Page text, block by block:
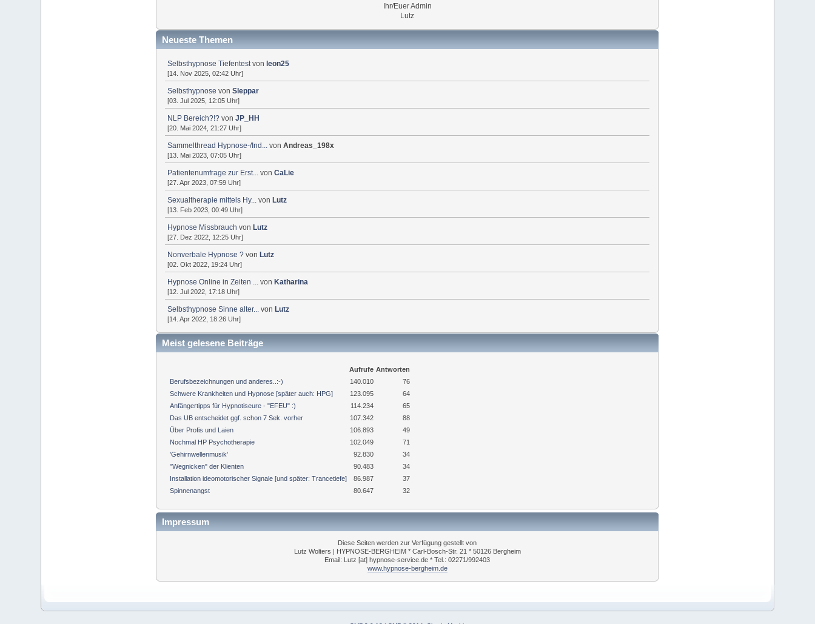
Ihr/Euer Admin
Lutz
Neueste Themen
Selbsthypnose Tiefentest vonleon25
[14. Nov 2025, 02:42 Uhr]
Selbsthypnose vonSleppar
[03. Jul 2025, 12:05 Uhr]
NLP Bereich?!? vonJP_HH
[20. Mai 2024, 21:27 Uhr]
Sammelthread Hypnose-/Ind... vonAndreas_198x
[13. Mai 2023, 07:05 Uhr]
Patientenumfrage zur Erst... vonCaLie
[27. Apr 2023, 07:59 Uhr]
Sexualtherapie mittels Hy... vonLutz
[13. Feb 2023, 00:49 Uhr]
Hypnose MissbrauchvonLutz
[27. Dez 2022, 12:25 Uhr]
Nonverbale Hypnose ? vonLutz
[02. Okt 2022, 19:24 Uhr]
Hypnose Online in Zeiten ... vonKatharina
[12. Jul 2022, 17:18 Uhr]
Selbsthypnose Sinne alter... vonLutz
[14. Apr 2022, 18:26 Uhr]
Meist gelesene Beiträge
Aufrufe Antworten
Berufsbezeichnungen und anderes..:-)
140.010
76
Schwere Krankheiten und Hypnose [später auch: HPG]
123.095
64
Anfängertipps für Hypnotiseure - "EFEU" :)
114.234
65
Das UB entscheidet ggf. schon 7 Sek. vorher
107.342
88
Über Profis und Laien
106.893
49
Nochmal HP Psychotherapie
102.049
71
'Gehirnwellenmusik'
92.830
34
"Wegnicken" der Klienten
90.483
34
Installation ideomotorischer Signale [und später: Trancetiefe]
86.987
37
Spinnenangst
80.647 32
Impressum
Diese Seiten werden zur Verfügung gestellt von
Lutz Wolters | HYPNOSE-BERGHEIM * Carl-Bosch-Str. 21 * 50126 Bergheim
Email: Lutz [at] hypnose-service.de * Tel.: 02271/992403
www.hypnose-bergheim.de